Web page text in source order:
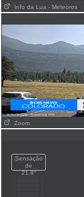
Info da Lua - Meteoros
Zoom
Sensação
de
21.8°